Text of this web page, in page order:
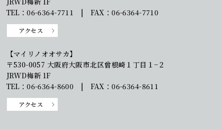
TEL：06-6364-7711 | FAX：06-6364-7710
アクセス
【マイリノオオサカ】
〒530-0057 大阪府大阪市北区曾根崎１丁目１−２
JRWD梅新 1F
TEL：06-6364-8600 | FAX：06-6364-8611
アクセス